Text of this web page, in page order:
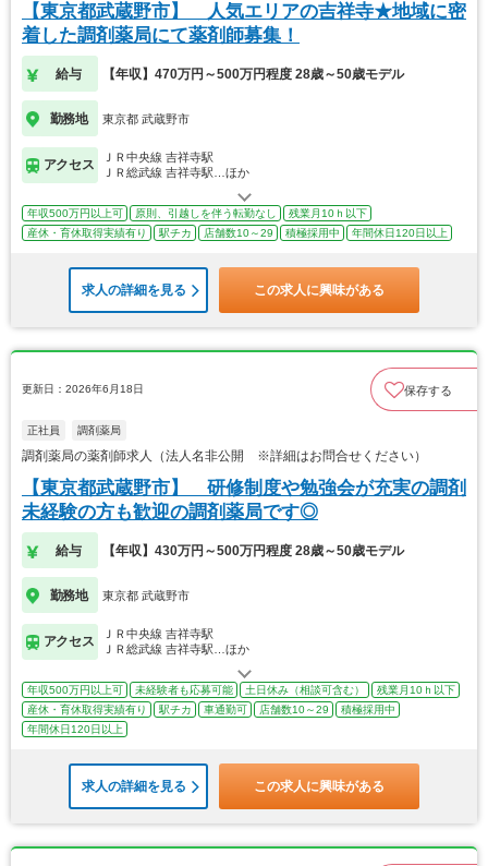
【東京都武蔵野市】 人気エリアの吉祥寺★地域に密
着した調剤薬局にて薬剤師募集！
給与 【年収】470万円～500万円程度 28歳～50歳モデル
勤務地 東京都 武蔵野市
アクセス
ＪＲ中央線 吉祥寺駅
ＪＲ総武線 吉祥寺駅…ほか
年収500万円以上可 原則、引越しを伴う転勤なし
残業月10ｈ以下
産休・育休取得実績有り
駅チカ 店舗数10～29 積極採用中 年間休日120日以上
求人の詳細を見る この求人に興味がある
更新日：2026年6月18日 保存する
正社員 調剤薬局
調剤薬局の薬剤師求人（法人名非公開 ※詳細はお問合せください）
【東京都武蔵野市】 研修制度や勉強会が充実の調剤
未経験の方も歓迎の調剤薬局です◎
給与 【年収】430万円～500万円程度 28歳～50歳モデル
勤務地 東京都 武蔵野市
アクセス
ＪＲ中央線 吉祥寺駅
ＪＲ総武線 吉祥寺駅…ほか
年収500万円以上可 未経験者も応募可能 土日休み（相談可含む）
残業月10ｈ以下
産休・育休取得実績有り
駅チカ 車通勤可 店舗数10～29
積極採用中
年間休日120日以上
求人の詳細を見る この求人に興味がある